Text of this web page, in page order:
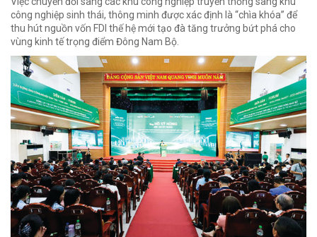
công nghiệp sinh thái, thông minh được xác định là “chìa khóa” để
thu hút nguồn vốn FDI thế hệ mới tạo đà tăng trưởng bứt phá cho
vùng kinh tế trọng điểm Đông Nam Bộ.